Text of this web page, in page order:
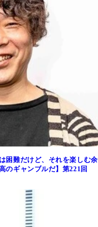
困難だけど、それを楽しむ余
のギャンブルだ】第221回